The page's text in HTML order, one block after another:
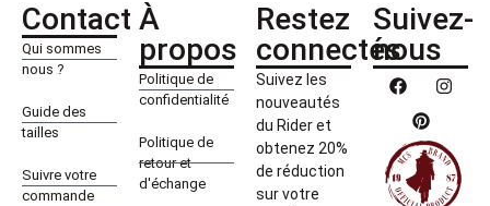
Contact
Qui sommes
nous ?
Guide des
tailles
Suivre votre
commande
À
propos
Politique de
confidentialité
Politique de
retour et
d'échange
Restez
connectés
Suivez les
nouveautés
du Rider et
obtenez 20%
de réduction
sur votre
Suivez-
nous